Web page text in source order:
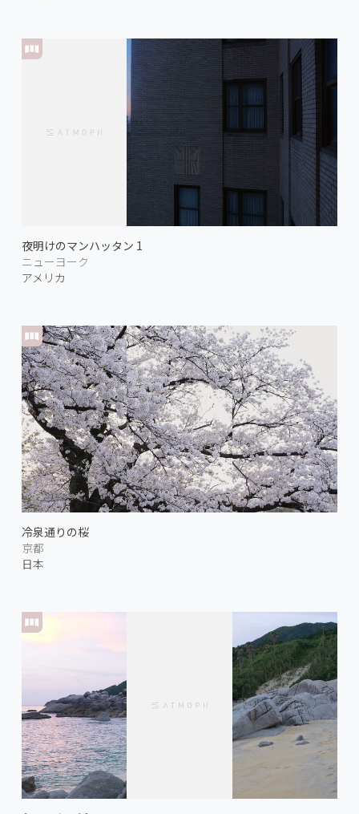
夜明けのマンハッタン 1
ニューヨーク
アメリカ
冷泉通りの桜
京都
日本